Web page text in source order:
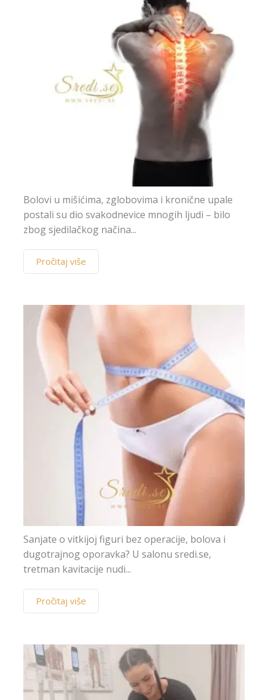
Bolovi u mišićima, zglobovima i kronične upale
postali su dio svakodnevice mnogih ljudi – bilo
zbog sjedilačkog načina...
Pročitaj više
Sanjate o vitkijoj figuri bez operacije, bolova i
dugotrajnog oporavka? U salonu sredi.se,
tretman kavitacije nudi...
Pročitaj više